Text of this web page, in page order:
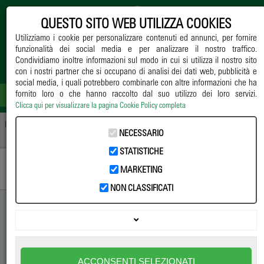
Home
gestione del rischio fitosanitario nel florovivaismo
Made in Italy ANVE guida un
passo storico per la gestione
QUESTO SITO WEB UTILIZZA COOKIES
Utilizziamo i cookie per personalizzare contenuti ed annunci, per fornire
funzionalità dei social media e per analizzare il nostro traffico.
Condividiamo inoltre informazioni sul modo in cui si utilizza il nostro sito
con i nostri partner che si occupano di analisi dei dati web, pubblicità e
social media, i quali potrebbero combinarle con altre informazioni che ha
fornito loro o che hanno raccolto dal suo utilizzo dei loro servizi.
Clicca qui per visualizzare la pagina Cookie Policy completa
NECESSARIO
STATISTICHE
MARKETING
NON CLASSIFICATI
ACCONSENTI SELEZIONATI